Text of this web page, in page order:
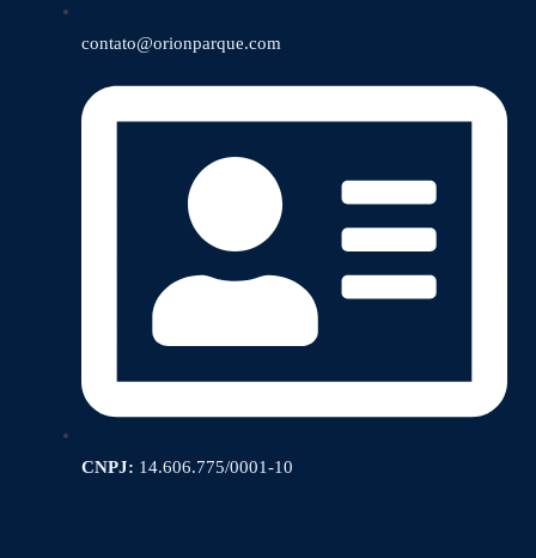
contato@orionparque.com
CNPJ: 14.606.775/0001-10